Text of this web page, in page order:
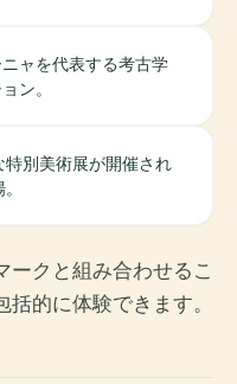
ャを代表する考古学
ン。
特別美術展が開催され
ークと組み合わせるこ
的に体験できます。